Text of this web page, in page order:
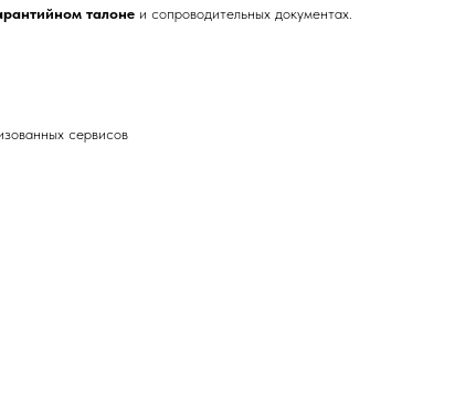
талоне и сопроводительных документах.
сервисов